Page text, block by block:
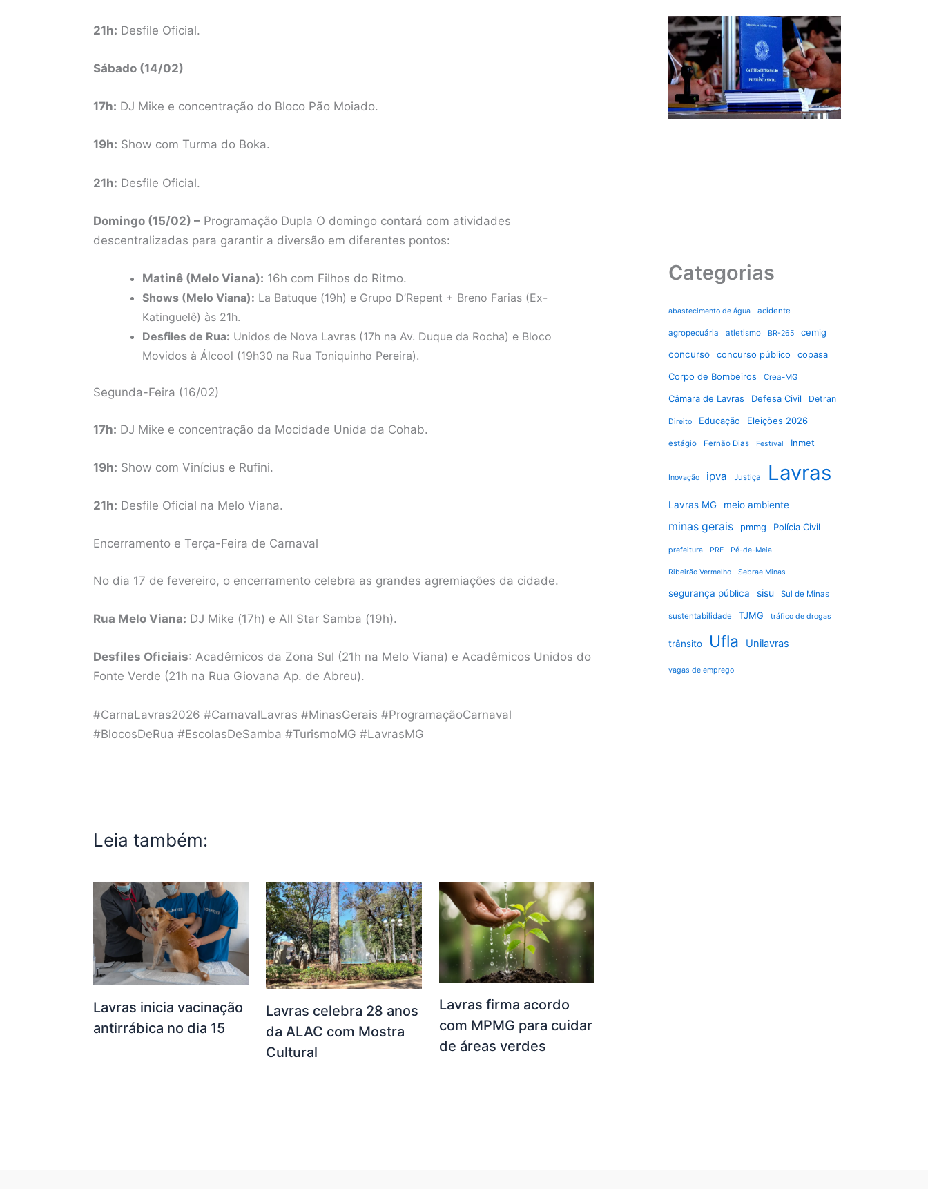
21h: Desfile Oficial.
Sábado (14/02)
17h: DJ Mike e concentração do Bloco Pão Moiado.
19h: Show com Turma do Boka.
21h: Desfile Oficial.
Domingo (15/02) –Programação Dupla O domingo contará com atividades
descentralizadas para garantir a diversão em diferentes pontos:
Matinê (Melo Viana): 16h com Filhos do Ritmo.
Shows (Melo Viana): La Batuque (19h) e Grupo D’Repent + Breno Farias (Ex-
Katinguelê) às 21h.
Desfiles de Rua: Unidos de Nova Lavras (17h na Av. Duque da Rocha) e Bloco
Movidos à Álcool (19h30 na Rua Toniquinho Pereira).
Segunda-Feira (16/02)
17h: DJ Mike e concentração da Mocidade Unida da Cohab.
19h: Show com Vinícius e Rufini.
21h: Desfile Oficial na Melo Viana.
Encerramento e Terça-Feira de Carnaval
No dia 17 de fevereiro, o encerramento celebra as grandes agremiações da cidade.
Rua Melo Viana: DJ Mike (17h) e All Star Samba (19h).
Desfiles Oficiais: Acadêmicos da Zona Sul (21h na Melo Viana) e Acadêmicos Unidos do
Fonte Verde (21h na Rua Giovana Ap. de Abreu).
#CarnaLavras2026 #CarnavalLavras #MinasGerais #ProgramaçãoCarnaval
#BlocosDeRua #EscolasDeSamba #TurismoMG #LavrasMG
Leia também:
Lavras inicia vacinação
antirrábica no dia 15
Lavras celebra 28 anos
da ALAC com Mostra
Cultural
Lavras firma acordo
com MPMG para cuidar
de áreas verdes
Categorias
abastecimento de água acidente
agropecuária atletismo BR-265
cemig
concurso
concurso público
copasa
Corpo de Bombeiros
Crea-MG
Câmara de Lavras Defesa Civil Detran
Direito Educação Eleições 2026
estágio Fernão Dias Festival Inmet
Inovação ipva Justiça Lavras
Lavras MG meio ambiente
minas gerais pmmg Polícia Civil
prefeitura PRF Pé-de-Meia
Ribeirão Vermelho Sebrae Minas
segurança pública sisu Sul de Minas
sustentabilidade TJMG tráfico de drogas
trânsito Ufla Unilavras
vagas de emprego